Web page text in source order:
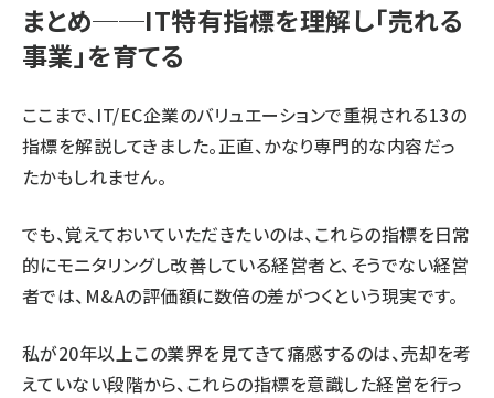
まとめ──IT特有指標を理解し「売れる
事業」を育てる
ここまで、IT/EC企業のバリュエーションで重視される13の
指標を解説してきました。正直、かなり専門的な内容だっ
たかもしれません。
でも、覚えておいていただきたいのは、これらの指標を日常
的にモニタリングし改善している経営者と、そうでない経営
者では、M&Aの評価額に数倍の差がつくという現実です。
私が20年以上この業界を見てきて痛感するのは、売却を考
えていない段階から、これらの指標を意識した経営を行っ